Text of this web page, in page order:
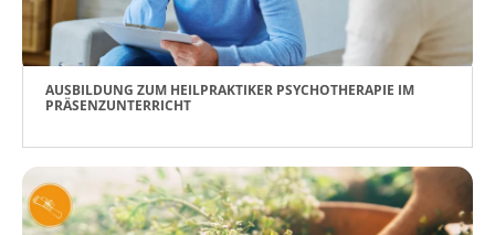
AUSBILDUNG ZUM HEILPRAKTIKER PSYCHOTHERAPIE IM
PRÄSENZUNTERRICHT